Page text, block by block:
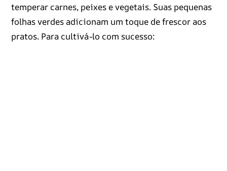
temperar carnes, peixes e vegetais. Suas pequenas
folhas verdes adicionam um toque de frescor aos
pratos. Para cultivá-lo com sucesso: